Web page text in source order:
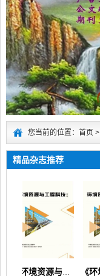
您当前的位置：首页 >
精品杂志推荐
《环境资源与工程科技论坛》（生态环境矿产地质资源经济）